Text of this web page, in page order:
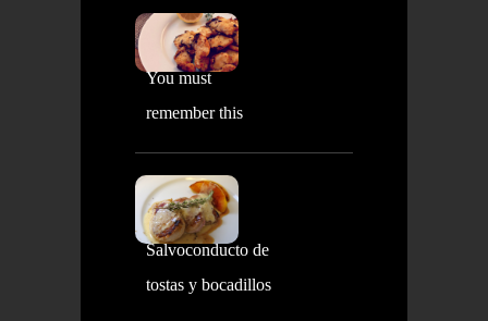
You must
remember this
Salvoconducto de
tostas y bocadillos